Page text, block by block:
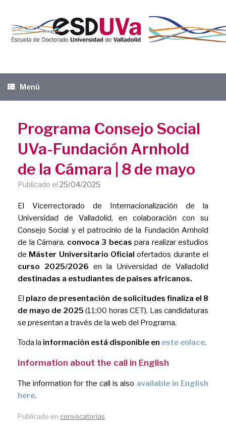
contenido
Menú
Programa Consejo Social
UVa-Fundación Arnhold
de la Cámara | 8 de mayo
Publicado el 25/04/2025
El Vicerrectorado de Internacionalización de la
Universidad de Valladolid, en colaboración con su
Consejo Social y el patrocinio de la Fundación Arnhold
de la Cámara, convoca 3 becas para realizar estudios
de Máster Universitario Oficial ofertados durante el
curso 2025/2026 en la Universidad de Valladolid
destinadas a estudiantes de países africanos.
El plazo de presentación de solicitudes finaliza el 8
de mayo de 2025 (11:00 horas CET). Las candidaturas
se presentan a través de la web del Programa.
Toda la información está disponible en este enlace.
Information about the call in English
The information for the call is also available in English
here.
Publicado en convocatorias